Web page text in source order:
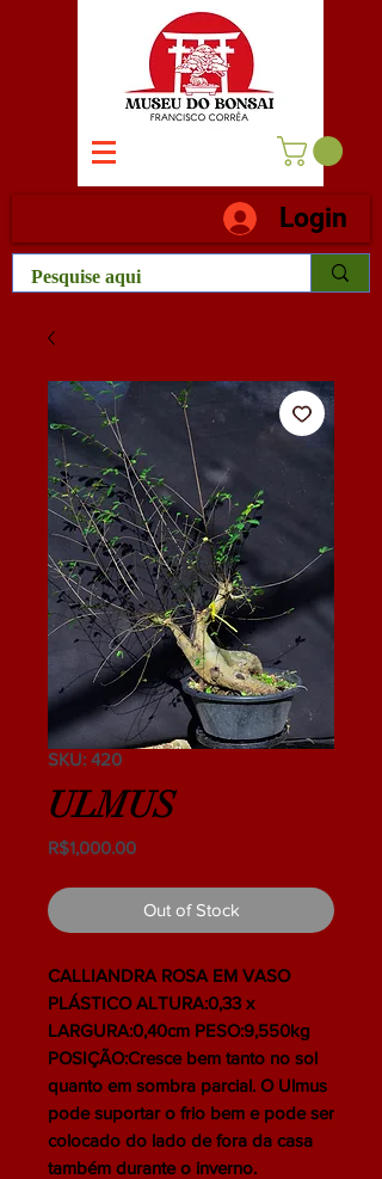
Login
SKU: 420
ULMUS
R$1,000.00Price
Out of Stock
CALLIANDRA ROSA EM VASO
PLÁSTICO ALTURA:0,33 x
LARGURA:0,40cm PESO:9,550kg
POSIÇÃO:Cresce bem tanto no sol
quanto em sombra parcial. O Ulmus
pode suportar o frio bem e pode ser
colocado do lado de fora da casa
também durante o inverno.